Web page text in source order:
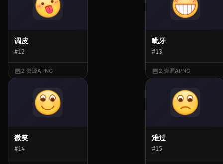
调皮
#12
2 资源APNG
呲牙
#13
2 资源APNG
微笑
#14
难过
#15